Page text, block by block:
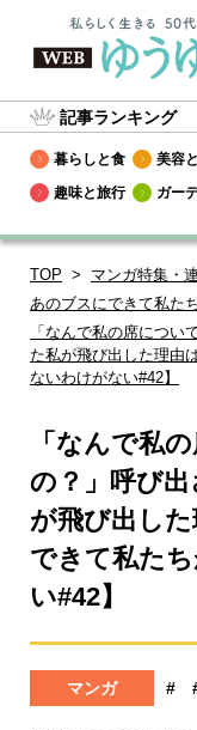
記事ランキング
暮らしと食 美容
趣味と旅行
ガー
TOP
マンガ特集・
あのブスにできて私た
「なんで私の席につい
た私が飛び出した理由
ないわけがない#42】
「なんで私
の？」呼び
が飛び出し
できて私た
い#42】
マンガ #